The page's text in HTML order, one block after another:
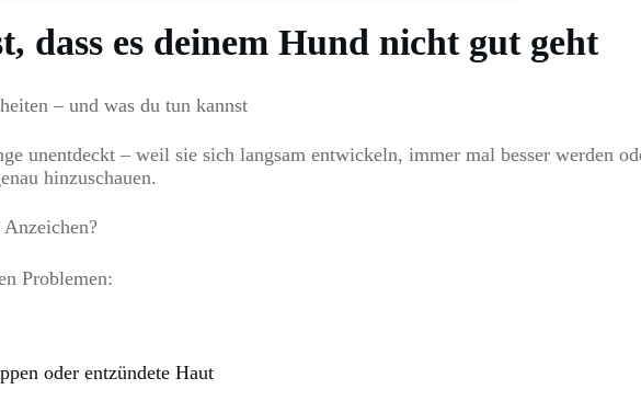
dass es deinem Hund nicht gut geht
– und was du tun kannst
unentdeckt – weil sie sich langsam entwickeln, immer mal besser werden
hinzuschauen.
Problemen:
oder entzündete Haut